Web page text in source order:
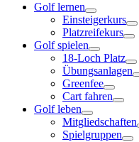
Golf lernen
Einsteigerkurs
Platzreifekurs
Golf spielen
18-Loch Platz
Übungsanlagen
Greenfee
Cart fahren
Golf leben
Mitgliedschaften
Spielgruppen